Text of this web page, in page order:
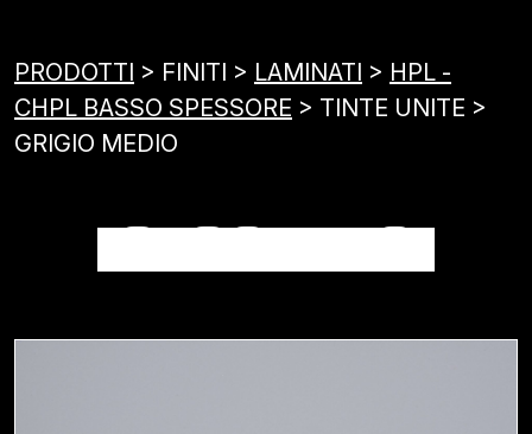
PRODOTTI > FINITI > LAMINATI > HPL -
CHPL BASSO SPESSORE > TINTE UNITE >
GRIGIO MEDIO
GRIGIO MEDIO